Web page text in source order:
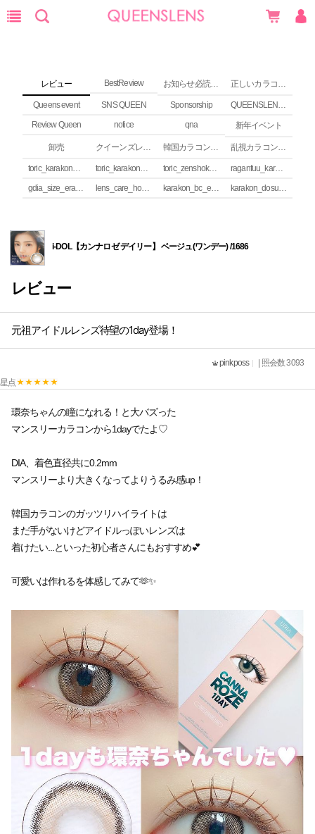
レビュー BestReview お知らせ必読 (NEWS) 正しいカラコンの使い方
Queens event SNS QUEEN Sponsorship
QUEENSLENS Affiliate Program
Review Queen
notice qna 新年イベント
卸売 クイーンズレンズ カラコンコラム 韓国カラコンguide 乱視カラコンの安全性
toric_karakon_takai_riyuu toric_karakon_real_review toric_zenshoku_review
raganfuu_karakon_erabikata
gdia_size_erabikata
lens_care_houhou karakon_bc_erabikata karakon_dosuu_erabikata
i-DOL【カンナロゼ デイリー】 ベージュ(ワンデー) /1686
レビュー
元祖アイドルレンズ待望の1day登場！
pinkposs
| 照会数 3093
星点
環奈ちゃんの瞳になれる！と大バズった
マンスリーカラコンから1dayでたよ♡
DIA、着色直径共に0.2mm
マンスリーより大きくなってよりうるみ感up！
韓国カラコンのガッツリハイライトは
まだ手がないけどアイドルっぽいレンズは
着けたい...といった初心者さんにもおすすめ💕
可愛いは作れるを体感してみて🫶✨